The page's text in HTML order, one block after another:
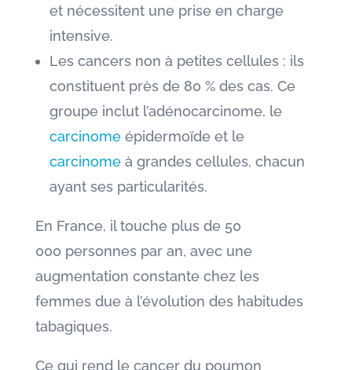
et nécessitent une prise en charge
intensive.
Les cancers non à petites cellules : ils
constituent près de 80 % des cas. Ce
groupe inclut l’adénocarcinome, le
carcinomeépidermoïde et le
carcinomeà grandes cellules, chacun
ayant ses particularités.
En France, il touche plus de 50
000 personnes par an, avec une
augmentation constante chez les
femmes due à l’évolution des habitudes
tabagiques.
Ce qui rend le cancer du poumon